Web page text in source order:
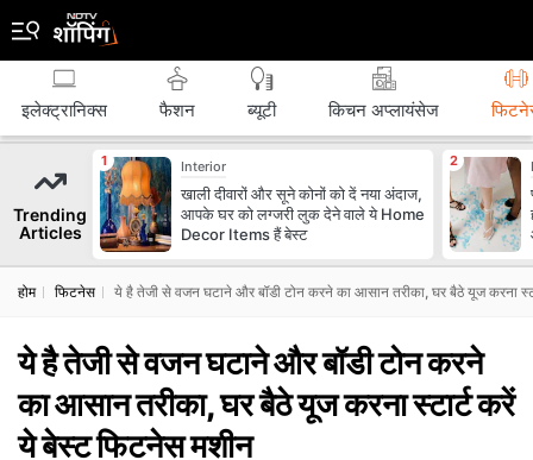
इलेक्ट्रानिक्स फैशन ब्‍यूटी किचन अप्लायंसेज
Trending
Articles
Interior
खाली दीवारों और सूने कोनों को दें नया अंदाज,
आपके घर को लग्जरी लुक देने वाले ये Home
Decor Items हैं बेस्ट
होम फिटनेस ये है तेजी से वजन घटाने और बॉडी टोन करने का आसान तरीका, घर बैठे यूज करना
ये है तेजी से वजन घटाने और बॉडी टोन करने
का आसान तरीका, घर बैठे यूज करना स्टार्ट करें
ये बेस्ट फिटनेस मशीन